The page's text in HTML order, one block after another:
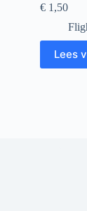
€1,50
Lees